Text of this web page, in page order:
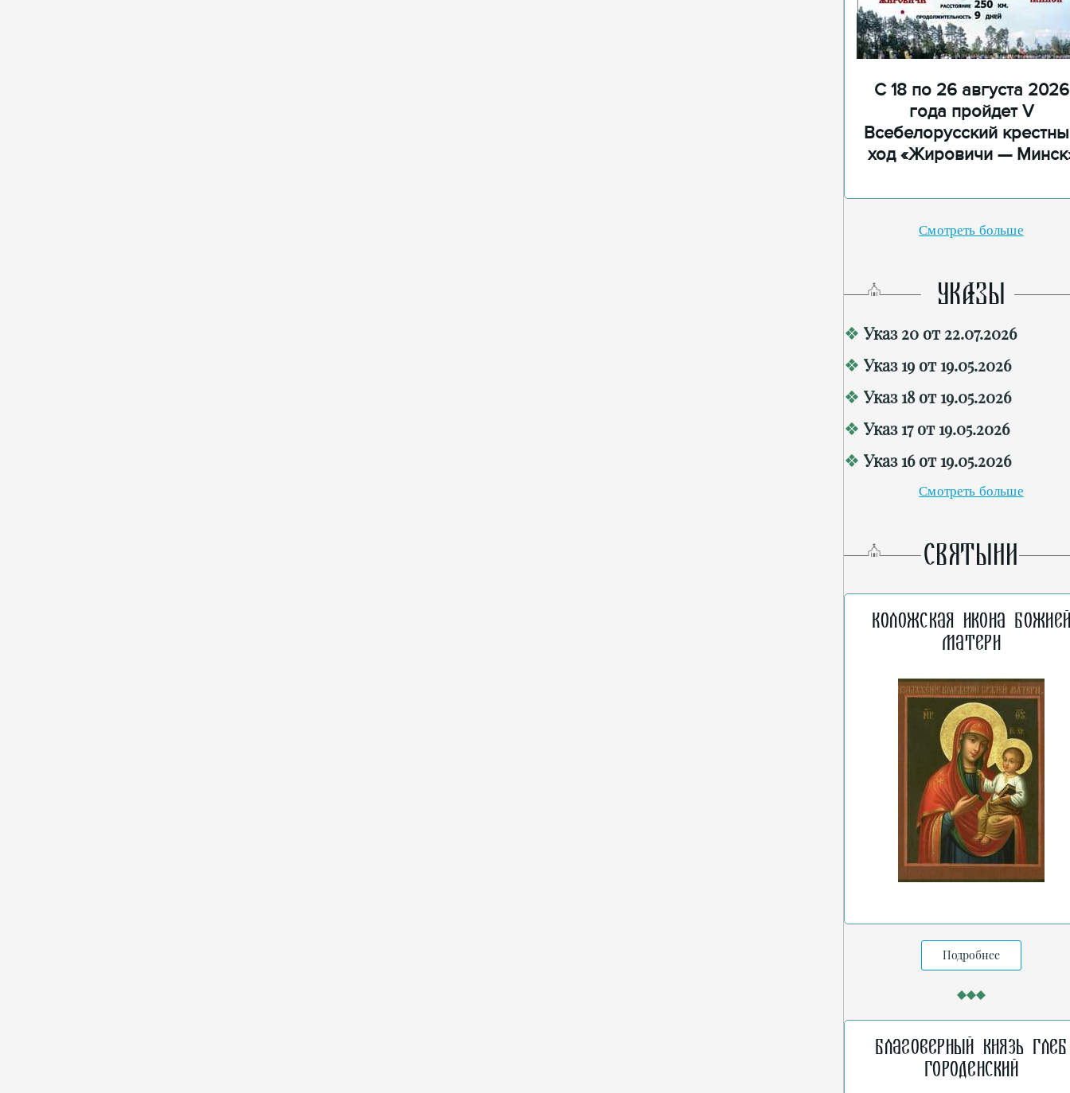
С 18 по 26 августа 2026
года пройдет V
Всебелорусский
ход «Жировичи —
Смотреть больше
УКАЗЫ
Указ 20 от 22.07.2026
Указ 19 от 19.05.2026
Указ 18 от 19.05.2026
Указ 17 от 19.05.2026
Указ 16 от 19.05.2026
Смотреть больше
СВЯТЫНИ
Коложская икона
Матери
Подробнее
Благоверный князь Глеб
Городенский